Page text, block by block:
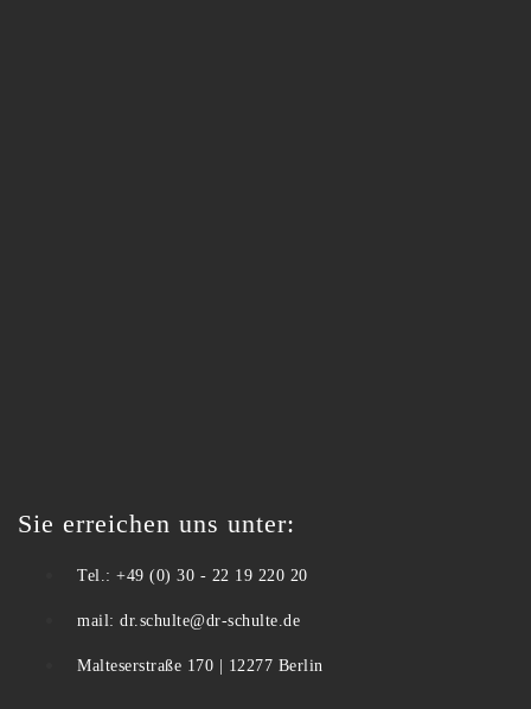
Sie erreichen uns unter:
Tel.: +49 (0) 30 - 22 19 220 20
mail: dr.schulte@dr-schulte.de
Malteserstraße 170 | 12277 Berlin